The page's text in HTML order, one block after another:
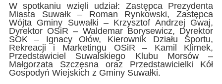
W spotkaniu wzięli udział: Zastępca Prezydenta
Miasta Suwałk – Roman Rynkowski, Zastępca
Wójta Gminy Suwałki – Krzysztof Andrzej Gwaj,
Dyrektor OSiR – Waldemar Borysewicz, Dyrektor
SOK – Ignacy Ołów, Kierownik Działu Sportu,
Rekreacji i Marketingu OSiR – Kamil Klimek,
Przedstawiciel Suwalskiego Klubu Morsów –
Małgorzata Szczęsna oraz Przedstawicielki Kół
Gospodyń Wiejskich z Gminy Suwałki.